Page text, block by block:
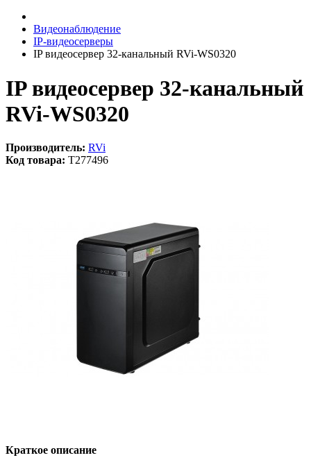
Видеонаблюдение
IP-видеосерверы
IP видеосервер 32-канальный RVi-WS0320
IP видеосервер 32-канальный
RVi-WS0320
Производитель: RVi
Код товара: T277496
Краткое описание